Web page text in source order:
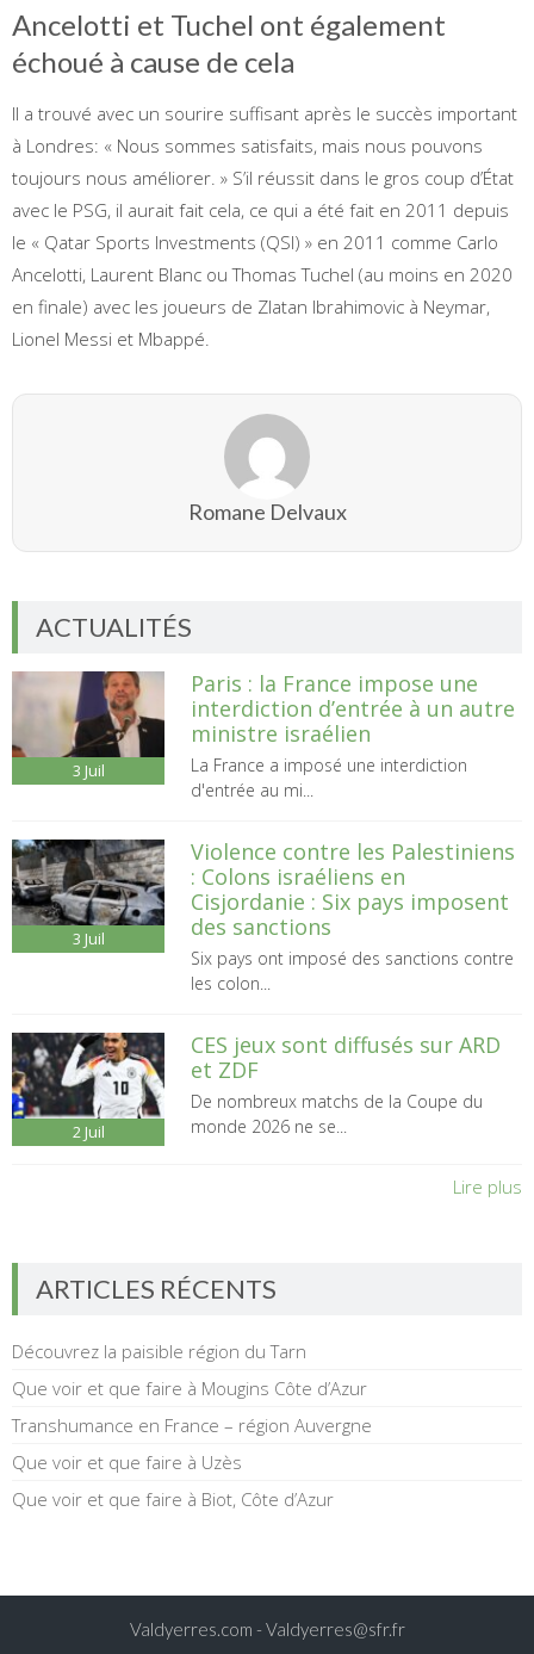
Ancelotti et Tuchel ont également
échoué à cause de cela
Il a trouvé avec un sourire suffisant après le succès important
à Londres: « Nous sommes satisfaits, mais nous pouvons
toujours nous améliorer. » S’il réussit dans le gros coup d’État
avec le PSG, il aurait fait cela, ce qui a été fait en 2011 depuis
le « Qatar Sports Investments (QSI) » en 2011 comme Carlo
Ancelotti, Laurent Blanc ou Thomas Tuchel (au moins en 2020
en finale) avec les joueurs de Zlatan Ibrahimovic à Neymar,
Lionel Messi et Mbappé.
Romane Delvaux
ACTUALITÉS
3 Juil
Paris : la France impose une
interdiction d’entrée à un autre
ministre israélien
La France a imposé une interdiction
d'entrée au mi...
3 Juil
Violence contre les Palestiniens
: Colons israéliens en
Cisjordanie : Six pays imposent
des sanctions
Six pays ont imposé des sanctions contre
les colon...
2 Juil
CES jeux sont diffusés sur ARD
et ZDF
De nombreux matchs de la Coupe du
monde 2026 ne se...
Lire plus
ARTICLES RÉCENTS
Découvrez la paisible région du Tarn
Que voir et que faire à Mougins Côte d’Azur
Transhumance en France – région Auvergne
Que voir et que faire à Uzès
Que voir et que faire à Biot, Côte d’Azur
Valdyerres.com -Valdyerres@sfr.fr